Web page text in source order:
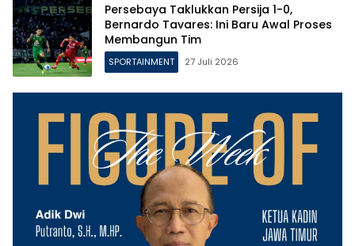
Persebaya Taklukkan Persija 1-0,
Bernardo Tavares: Ini Baru Awal Proses
Membangun Tim
SPORTAINMENT 27 Juli 2026